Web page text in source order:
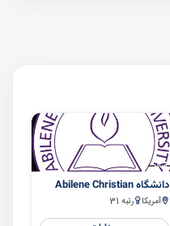
سایر
دانشگاه Abilene Christian
آمریکا رتبه 31